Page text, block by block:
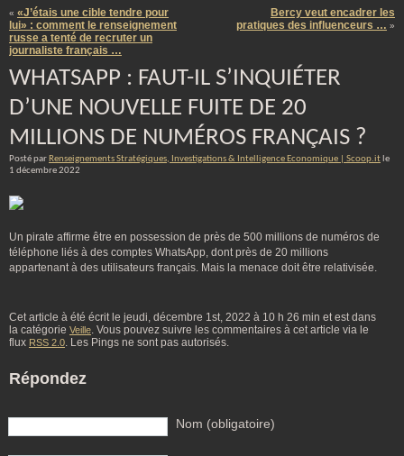
« «J’étais une cible tendre pour
lui» : comment le renseignement
russe a tenté de recruter un
journaliste français …
Bercy veut encadrer les
pratiques des influenceurs … »
WHATSAPP : FAUT-IL S’INQUIÉTER
D’UNE NOUVELLE FUITE DE 20
MILLIONS DE NUMÉROS FRANÇAIS ?
Posté par Renseignements Stratégiques, Investigations & Intelligence Economique | Scoop.it le
1 décembre 2022
Un pirate affirme être en possession de près de 500 millions de numéros de
téléphone liés à des comptes WhatsApp, dont près de 20 millions
appartenant à des utilisateurs français. Mais la menace doit être relativisée.
Cet article à été écrit le jeudi, décembre 1st, 2022 à 10 h 26 min et est dans
la catégorie Veille. Vous pouvez suivre les commentaires à cet article via le
flux RSS 2.0. Les Pings ne sont pas autorisés.
Répondez
Nom (obligatoire)